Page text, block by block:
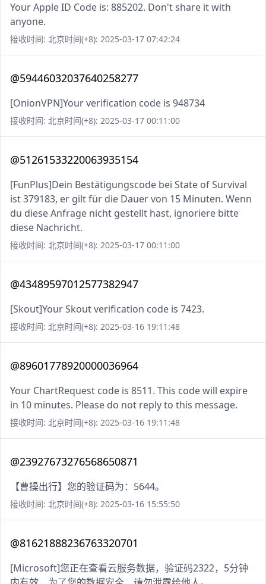
Your Apple ID Code is: 885202. Don't share it with
anyone.
接收时间: 北京时间(+8): 2025-03-17 07:42:24
@59446032037640258277
[OnionVPN]Your verification code is 948734
接收时间: 北京时间(+8): 2025-03-17 00:11:00
@51261533220063935154
[FunPlus]Dein Bestätigungscode bei State of Survival
ist 379183, er gilt für die Dauer von 15 Minuten. Wenn
du diese Anfrage nicht gestellt hast, ignoriere bitte
diese Nachricht.
接收时间: 北京时间(+8): 2025-03-17 00:11:00
@43489597012577382947
[Skout]Your Skout verification code is 7423.
接收时间: 北京时间(+8): 2025-03-16 19:11:48
@89601778920000036964
Your ChartRequest code is 8511. This code will expire
in 10 minutes. Please do not reply to this message.
接收时间: 北京时间(+8): 2025-03-16 19:11:48
@23927673276568650871
【曹操出行】您的验证码为：5644。
接收时间: 北京时间(+8): 2025-03-16 15:55:50
@81621888236763320701
[Microsoft]您正在查看云服务数据，验证码2322，5分钟